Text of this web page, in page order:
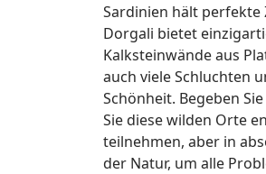
Sardinien hält perfekte
Dorgali bietet
Kalksteinwände aus
auch viele Schluchten
Schönheit. Begeben
Sie diese wilden Orte
teilnehmen, aber in
der Natur, um alle